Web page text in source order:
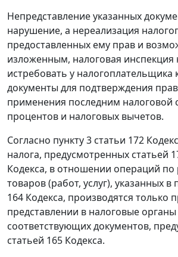
Непредставление указанных
нарушение, а нереализация
предоставленных ему прав и
изложенным, налоговая инспекция
истребовать у налогоплательщика
документы для подтверждения
применения последним налоговой
процентов и налоговых вычетов.
Согласно пункту 3 статьи 172
налога, предусмотренных статьей
Кодекса, в отношении операций по
товаров (работ, услуг), указанных в
164 Кодекса, производятся только
представлении в налоговые органы
соответствующих документов,
статьей 165 Кодекса.